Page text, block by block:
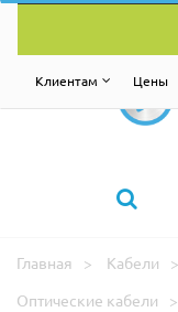
Клиентам Цены
Главная Кабели
Оптические кабели